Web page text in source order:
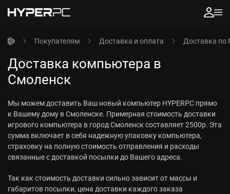
Покупателям Доставка и оплата Доставка по
Доставка компьютера в
Смоленск
Мы можем доставить Ваш новый компьютер HYPERPC прямо
к Вашему дому в Смоленске. Примерная стоимость доставки
игрового компьютера в город Смоленск составляет 2500р. Эта
сумма включает в себя надежную упаковку компьютера,
страховку на полную стоимость отправления и расходы
связанные с доставкой посылки до Вашего адреса.
Так как стоимость доставки сильно зависит от массы и
габаритов посылки, цена доставки каждого заказа